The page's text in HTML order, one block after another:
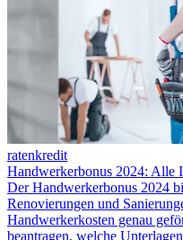
ratenkredit
Handwerkerbonus 2024: Alle
Der Handwerkerbonus 2024
Renovierungen und
Handwerkerkosten genau
beantragen, welche